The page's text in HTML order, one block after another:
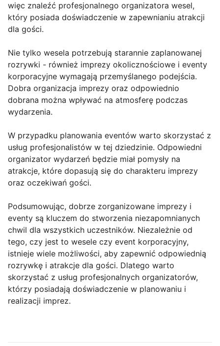
więc znaleźć profesjonalnego organizatora wesel,
który posiada doświadczenie w zapewnianiu atrakcji
dla gości.
Nie tylko wesela potrzebują starannie zaplanowanej
rozrywki - również imprezy okolicznościowe i eventy
korporacyjne wymagają przemyślanego podejścia.
Dobra organizacja imprezy oraz odpowiednio
dobrana można wpływać na atmosferę podczas
wydarzenia.
W przypadku planowania eventów warto skorzystać z
usług profesjonalistów w tej dziedzinie. Odpowiedni
organizator wydarzeń będzie miał pomysły na
atrakcje, które dopasują się do charakteru imprezy
oraz oczekiwań gości.
Podsumowując, dobrze zorganizowane imprezy i
eventy są kluczem do stworzenia niezapomnianych
chwil dla wszystkich uczestników. Niezależnie od
tego, czy jest to wesele czy event korporacyjny,
istnieje wiele możliwości, aby zapewnić odpowiednią
rozrywkę i atrakcje dla gości. Dlatego warto
skorzystać z usług profesjonalnych organizatorów,
którzy posiadają doświadczenie w planowaniu i
realizacji imprez.